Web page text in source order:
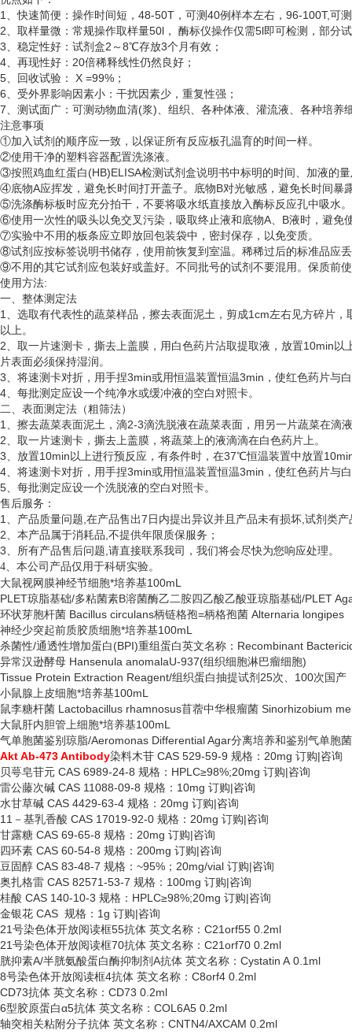
1、快速简便：操作时间短，48-50T，可测40例样本左右，96-100T,可
2、取样量微：常规操作取样量50l， 酶标仪操作仅需5l即可检测，部分
3、稳定性好：试剂盒2～8℃存放3个月有效；
4、再现性好：20倍稀释线性仍然良好；
5、回收试验： X =99%；
6、受外界影响因素小：干扰因素少，重复性强；
7、测试面广：可测动物血清(浆)、组织、各种体液、灌流液、各种培
注意事项
①加入试剂的顺序应一致，以保证所有反应板孔温育的时间一样。
②使用干净的塑料容器配置洗涤液。
③按照鸡血红蛋白(HB)ELISA检测试剂盒说明书中标明的时间、加液的
④底物A应挥发，避免长时间打开盖子。底物B对光敏感，避免长时间暴
⑤洗涤酶标板时应充分拍干，不要将吸水纸直接放入酶标反应孔中吸水。
⑥使用一次性的吸头以免交叉污染，吸取终止液和底物A、B液时，避免
⑦实验中不用的板条应立即放回包装袋中，密封保存，以免变质。
⑧试剂应按标签说明书储存，使用前恢复到室温。稀稀过后的标准品应
⑨不用的其它试剂应包装好或盖好。不同批号的试剂不要混用。保质前
使用方法:
一、整体测定法
1、选取有代表性的蔬菜样品，擦去表面泥土，剪成1cm左右见方碎片
以上。
2、取一片速测卡，撕去上盖膜，用白色药片沾取提取液，放置10min
片表面必须保持湿润。
3、将速测卡对折，用手捏3min或用恒温装置恒温3min，使红色药片与
4、每批测定应设一个纯净水或缓冲液的空白对照卡。
二、表面测定法（粗筛法）
1、擦去蔬菜表面泥土，滴2-3滴洗脱液在蔬菜表面，用另一片蔬菜在滴
2、取一片速测卡，撕去上盖膜，将蔬菜上的液滴滴在白色药片上。
3、放置10min以上进行预反应，有条件时，在37℃恒温装置中放置
4、将速测卡对折，用手捏3min或用恒温装置恒温3min，使红色药片与
5、每批测定应设一个洗脱液的空白对照卡。
售后服务：
1、产品质量问题,在产品售出7日内提出异议并且产品未有损坏,试剂类
2、本产品属于消耗品,不提供年限质保服务；
3、所有产品售后问题,请直接联系我司，我们将会尽快为您响应处理。
4 本公司产品仅用于科研实验。
大鼠视网膜神经节细胞*培养基100mL
PLET琼脂基础/多粘菌素B溶菌酶乙二胺四乙酸乙酸亚琼脂基础/PLET
环状芽胞杆菌 Bacillus circulans柄链格孢=柄格孢菌 Alternaria longipes
神经少突起前质胶质细胞*培养基100mL
杀菌性/通透性增加蛋白(BPI)重组蛋白英文名称：Recombinant
异常汉逊酵母 Hansenula anomalaU-937(组织细胞淋巴瘤细胞)
Tissue Protein Extraction Reagent/组织蛋白抽提试剂25次、100次国产
小鼠腺上皮细胞*培养基100mL
鼠李糖杆菌 Lactobacillus rhamnosus苜蓿中华根瘤菌 Sinorhizobium
大鼠肝内胆管上细胞*培养基100mL
气单胞菌鉴别琼脂/Aeromonas Differential Agar分离培养和鉴别气单胞
Akt Ab-473 Antibody染料木苷 CAS 529-59-9 规格：20mg 订购|咨询
贝萼皂苷元 CAS 6989-24-8 规格：HPLC≥98%;20mg 订购|咨询
雷公藤次碱 CAS 11088-09-8 规格：10mg 订购|咨询
水甘草碱 CAS 4429-63-4 规格：20mg 订购|咨询
11－基乳香酸 CAS 17019-92-0 规格：20mg 订购|咨询
甘露糖 CAS 69-65-8 规格：20mg 订购|咨询
四环素 CAS 60-54-8 规格：200mg 订购|咨询
豆固醇 CAS 83-48-7 规格：~95%；20mg/vial 订购|咨询
奥扎格雷 CAS 82571-53-7 规格：100mg 订购|咨询
桂酸 CAS 140-10-3 规格：HPLC≥98%;20mg 订购|咨询
金银花 CAS 规格：1g 订购|咨询
21号染色体开放阅读框55抗体 英文名称：C21orf55 0.2ml
21号染色体开放阅读框70抗体 英文名称：C21orf70 0.2ml
胱抑素A/半胱氨酸蛋白酶抑制剂A抗体 英文名称：Cystatin A 0.1ml
8号染色体开放阅读框4抗体 英文名称：C8orf4 0.2ml
CD73抗体 英文名称：CD73 0.2ml
6型胶原蛋白α5抗体 英文名称：COL6A5 0.2ml
轴突相关粘附分子抗体 英文名称： CNTN4/AXCAM 0.2ml